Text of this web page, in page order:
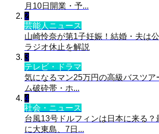
月10日開業・予...
2
芸能人ニュース
山崎怜奈が第1子妊娠！結婚・夫は
ラジオ休止を解説
3
テレビ・ドラマ
気になるマン25万円の高級バスツア
ム破砕帯・ホ...
4
社会・ニュース
台風13号ドルフィンは日本に来る？
に大東島、7日...